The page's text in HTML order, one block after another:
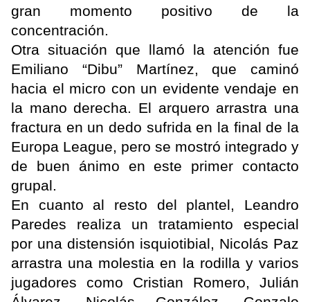
gran momento positivo de la
concentración.
Otra situación que llamó la atención fue
Emiliano “Dibu” Martínez, que caminó
hacia el micro con un evidente vendaje en
la mano derecha. El arquero arrastra una
fractura en un dedo sufrida en la final de la
Europa League, pero se mostró integrado y
de buen ánimo en este primer contacto
grupal.
En cuanto al resto del plantel, Leandro
Paredes realiza un tratamiento especial
por una distensión isquiotibial, Nicolás Paz
arrastra una molestia en la rodilla y varios
jugadores como Cristian Romero, Julián